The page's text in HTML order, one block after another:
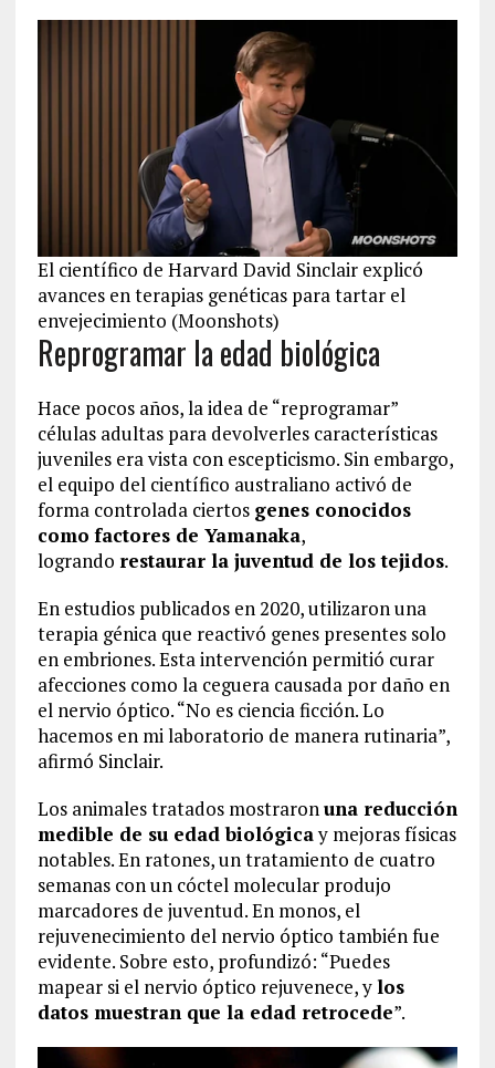
El científico de Harvard David Sinclair explicó
avances en terapias genéticas para tartar el
envejecimiento (Moonshots)
Reprogramar la edad biológica
Hace pocos años, la idea de “reprogramar”
células adultas para devolverles características
juveniles era vista con escepticismo. Sin embargo,
el equipo del científico australiano activó de
forma controlada ciertos genes conocidos
como factores de Yamanaka,
logrando restaurar la juventud de los tejidos.
En estudios publicados en 2020, utilizaron una
terapia génica que reactivó genes presentes solo
en embriones. Esta intervención permitió curar
afecciones como la ceguera causada por daño en
el nervio óptico. “No es ciencia ficción. Lo
hacemos en mi laboratorio de manera rutinaria”,
afirmó Sinclair.
Los animales tratados mostraronuna reducción
medible de su edad biológicay mejoras físicas
notables. En ratones, un tratamiento de cuatro
semanas con un cóctel molecular produjo
marcadores de juventud. En monos, el
rejuvenecimiento del nervio óptico también fue
evidente. Sobre esto, profundizó: “Puedes
mapear si el nervio óptico rejuvenece, ylos
datos muestran que la edad retrocede”.